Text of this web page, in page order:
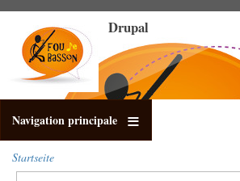
Inhalt
Drupal
Navigation principale
Pfadnavigation
Startseite